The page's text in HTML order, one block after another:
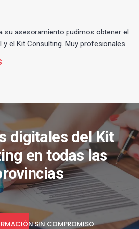
su asesoramiento pudimos obtener el
y el Kit Consulting. Muy profesionales.
digitales del Kit
en todas las
SIN COMPROMISO